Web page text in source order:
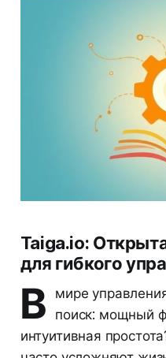
Taiga.io:
для гибкого
В
мире
поиск: мощный
интуитивная